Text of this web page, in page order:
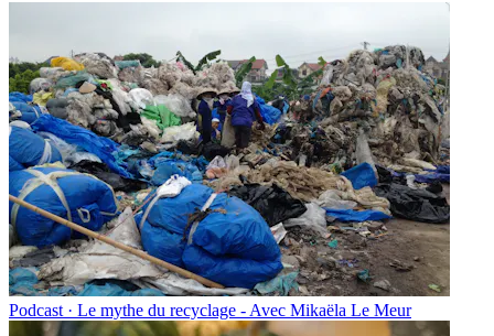
Podcast · Le mythe du recyclage - Avec Mikaëla Le Meur